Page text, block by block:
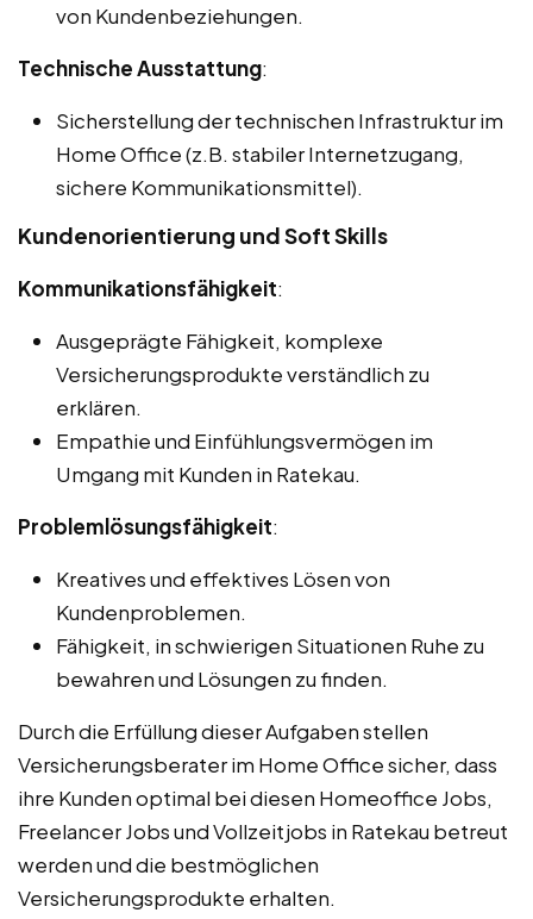
von Kundenbeziehungen.
Technische Ausstattung:
Sicherstellung der technischen Infrastruktur im
Home Office (z.B. stabiler Internetzugang,
sichere Kommunikationsmittel).
Kundenorientierung und Soft Skills
Kommunikationsfähigkeit:
Ausgeprägte Fähigkeit, komplexe
Versicherungsprodukte verständlich zu
erklären.
Empathie und Einfühlungsvermögen im
Umgang mit Kunden in Ratekau.
Problemlösungsfähigkeit:
Kreatives und effektives Lösen von
Kundenproblemen.
Fähigkeit, in schwierigen Situationen Ruhe zu
bewahren und Lösungen zu finden.
Durch die Erfüllung dieser Aufgaben stellen
Versicherungsberater im Home Office sicher, dass
ihre Kunden optimal bei diesen Homeoffice Jobs,
Freelancer Jobs und Vollzeitjobs in Ratekau betreut
werden und die bestmöglichen
Versicherungsprodukte erhalten.